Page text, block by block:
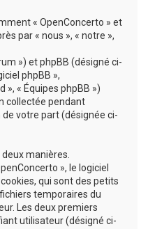
« OpenConcerto » et
par « nous », « notre »,
») et phpBB (désigné ci-
phpBB »,
», « Équipes phpBB »)
collectée pendant
de votre part (désignée ci-
manières.
», le logiciel
qui sont des petits
temporaires du
Les deux premiers
utilisateur (désigné ci-